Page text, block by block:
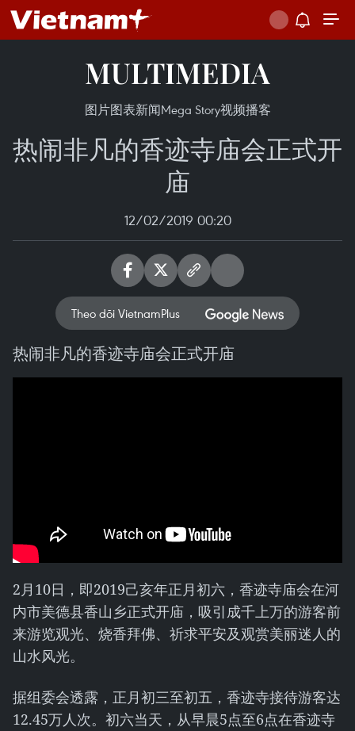
MULTIMEDIA
图片图表新闻Mega Story视频播客
热闹非凡的香迹寺庙会正式开
庙
12/02/2019 00:20
Theo dõi VietnamPlus
热闹非凡的香迹寺庙会正式开庙
2月10日，即2019己亥年正月初六，香迹寺庙会在河
内市美德县香山乡正式开庙，吸引成千上万的游客前
来游览观光、烧香拜佛、祈求平安及观赏美丽迷人的
山水风光。
据组委会透露，正月初三至初五，香迹寺接待游客达
12.45万人次。初六当天，从早晨5点至6点在香迹寺